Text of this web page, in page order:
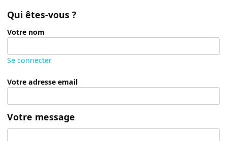
Qui êtes-vous ?
Votre nom
Se connecter
Votre adresse email
Votre message